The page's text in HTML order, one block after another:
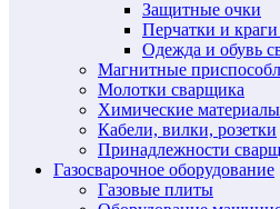
Защитные очки
Перчатки и
Одежда и обувь
Магнитные
Молотки сварщика
Химические материалы
Кабели, вилки, розетки
Принадлежности
Газосварочное оборудование
Газовые плиты